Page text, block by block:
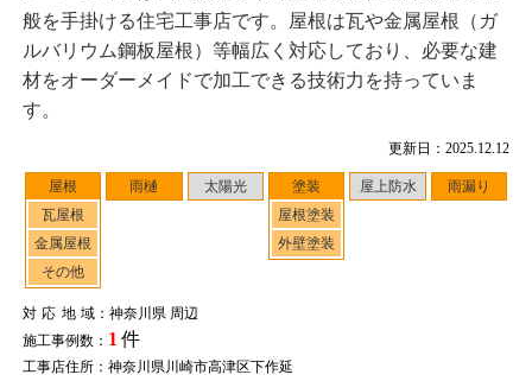
更新日：2025.12.12
屋根
瓦屋根
金属屋根
その他
雨樋 太陽光
塗装
屋根塗装
外壁塗装
屋上防水 雨漏り
対応地域：神奈川県 周辺
施工事例数： 1 件
工事店住所：神奈川県川崎市高津区下作延
般を手掛ける住宅工事店です。屋根は瓦や金属屋根（ガ
ルバリウム鋼板屋根）等幅広く対応しており、必要な建
材をオーダーメイドで加工できる技術力を持っていま
す。